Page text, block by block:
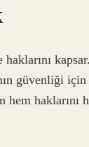
güvenliği
hem haklarını